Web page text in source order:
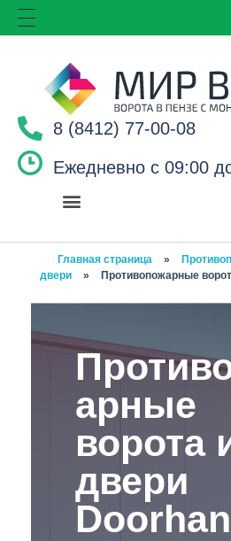
8 (8412) 77-00-08
Ежедневно с 09:00
Главная страница »
двери
» Противопожарные
арные
ворота
двери
Doorhan